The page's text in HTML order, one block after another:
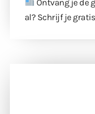
Ontvang je de
al? Schrijf je